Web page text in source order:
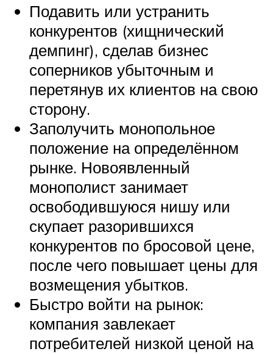
Подавить или устранить
конкурентов (хищнический
демпинг), сделав бизнес
соперников убыточным и
перетянув их клиентов на свою
сторону.
Заполучить монопольное
положение на определённом
рынке. Новоявленный
монополист занимает
освободившуюся нишу или
скупает разорившихся
конкурентов по бросовой цене,
после чего повышает цены для
возмещения убытков.
Быстро войти на рынок:
компания завлекает
потребителей низкой ценой на